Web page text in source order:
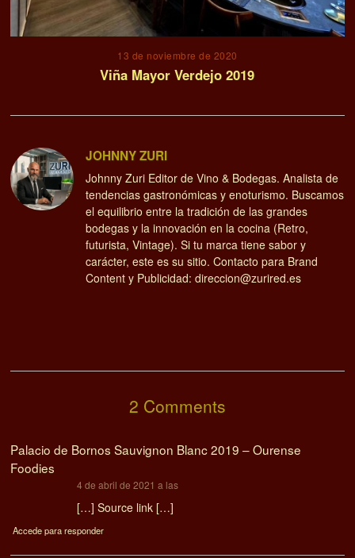
13 de noviembre de 2020
Viña Mayor Verdejo 2019
JOHNNY ZURI
Johnny Zuri Editor de Vino & Bodegas. Analista de
tendencias gastronómicas y enoturismo. Buscamos
el equilibrio entre la tradición de las grandes
bodegas y la innovación en la cocina (Retro,
futurista, Vintage). Si tu marca tiene sabor y
carácter, este es su sitio. Contacto para Brand
Content y Publicidad: direccion@zurired.es
2 Comments
Palacio de Bornos Sauvignon Blanc 2019 – Ourense
Foodies
4 de abril de 2021 a las
[…] Source link […]
Accede para responder